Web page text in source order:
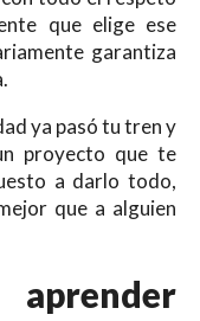
que elige ese
garantiza
ya pasó tu tren y
proyecto que te
a darlo todo,
que a alguien